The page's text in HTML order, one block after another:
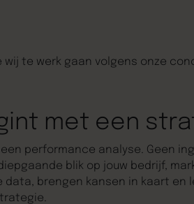
wij te werk gaan volgens onze
met een
performance analyse. Geen
blik op jouw bedrijf,
data, brengen kansen in kaart en